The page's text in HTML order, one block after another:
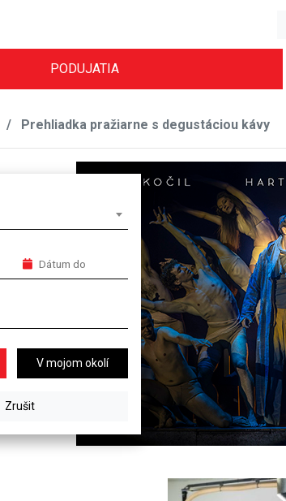
PODUJATIA
Prehliadka pražiarne s degustáciou kávy
V mojom okolí
Previous